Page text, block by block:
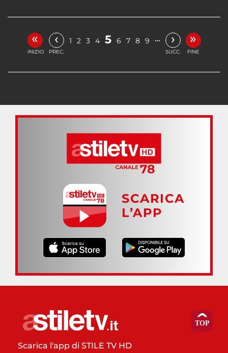
«
INIZIO
‹
PREC.
1 2 3 4 5 6 7 8 9 … ›
SUCC.
»
FINE
SCARICA
L’APP
Scarica l'app di STILE TV HD